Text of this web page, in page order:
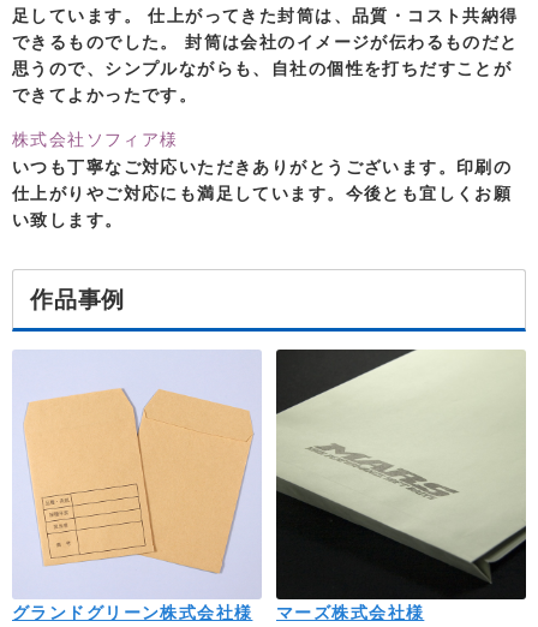
足しています。 仕上がってきた封筒は、品質・コスト共納得
できるものでした。 封筒は会社のイメージが伝わるものだと
思うので、シンプルながらも、自社の個性を打ちだすことが
できてよかったです。
株式会社ソフィア様
いつも丁寧なご対応いただきありがとうございます。印刷の
仕上がりやご対応にも満足しています。今後とも宜しくお願
い致します。
作品事例
グランドグリーン株式会社様
マーズ株式会社様